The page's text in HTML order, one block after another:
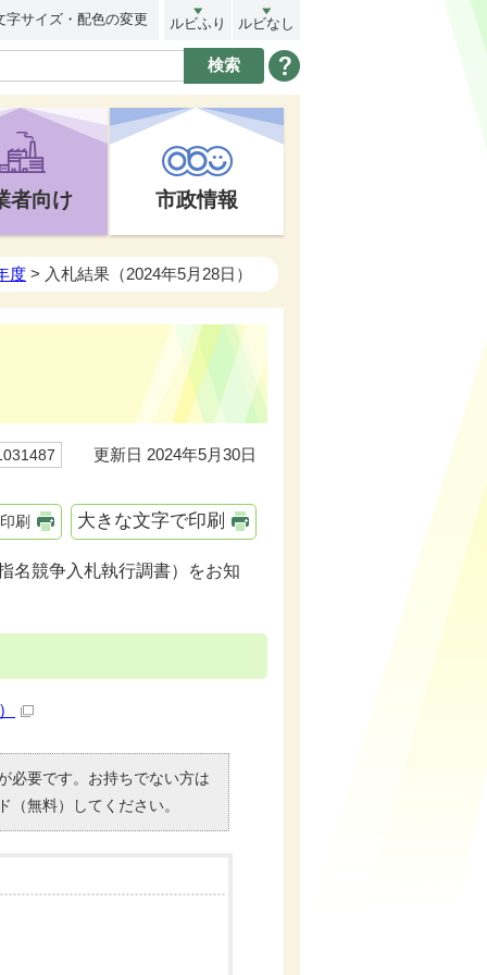
字サイズ・配色の変更 ルビふり ルビなし
者向け 市政情報
度 > 入札結果（2024年5月28日）
更新日 2024年5月30日
印刷 大きな文字で印刷
名競争入札執行調書）をお知
必要です。お持ちでない方は
（無料）してください。